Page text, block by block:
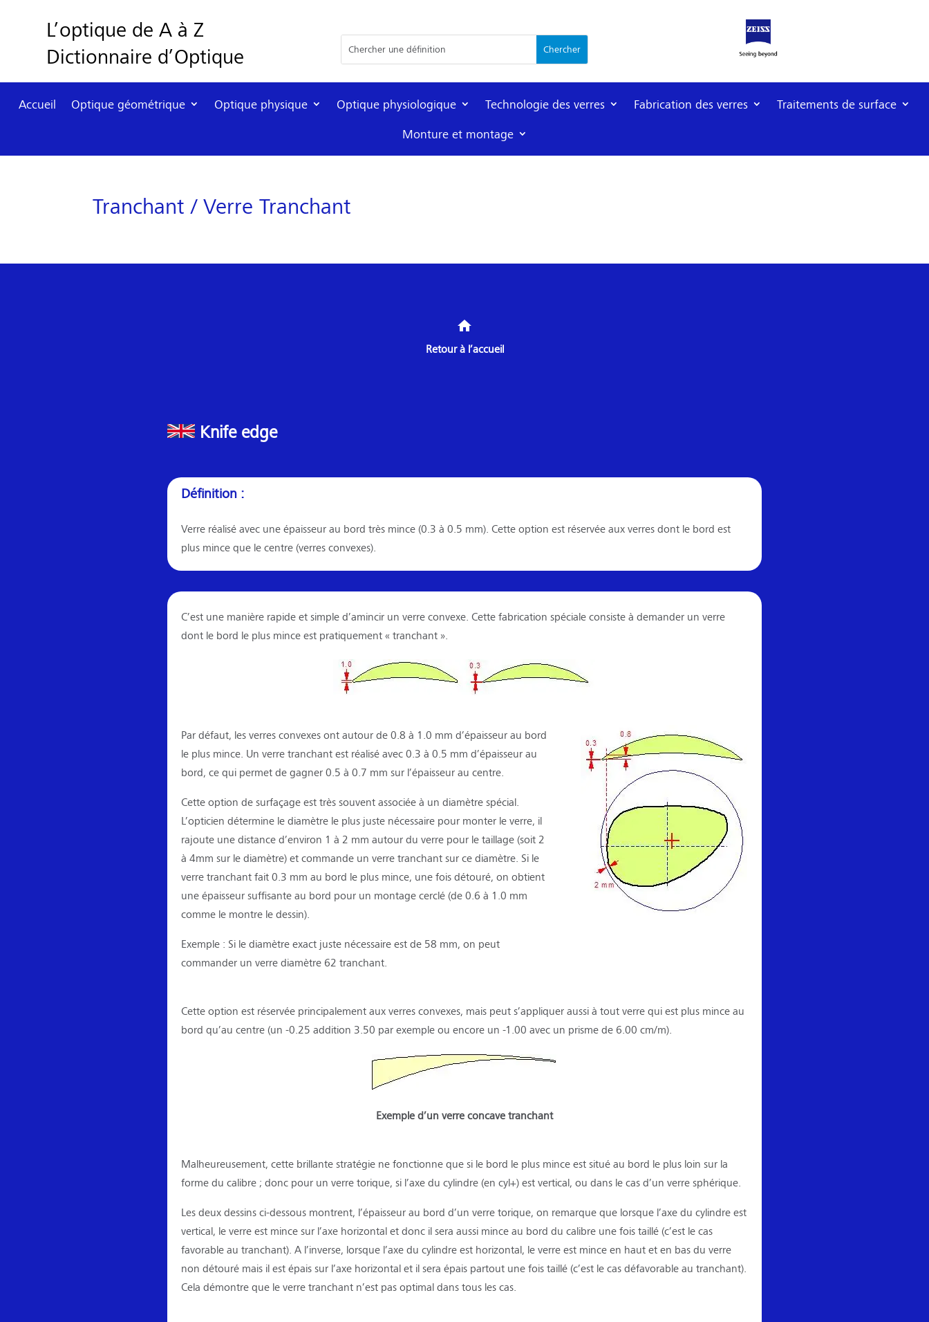
L’optique de A à Z
Dictionnaire d’Optique
Accueil Optique géométrique Optique physique Optique physiologique Technologie des verres Fabrication des verres
Traitements de surface
Monture et montage
Tranchant / Verre Tranchant
home
Retour à l’accueil
Knife edge
Définition :
Verre réalisé avec une épaisseur au bord très mince (0.3 à 0.5 mm). Cette option est réservée aux verres dont le bord est
plus mince que le centre (verres convexes).
C’est une manière rapide et simple d’amincir un verre convexe. Cettefabrication spécialeconsiste à demander un verre
dont le bord le plus mince est pratiquement « tranchant ».
Par défaut, les verres convexes ont autour de 0.8 à 1.0 mm d’épaisseur au bord
le plus mince. Un verre tranchant est réalisé avec 0.3 à 0.5 mm d’épaisseur au
bord, ce qui permet de gagner 0.5 à 0.7 mm sur l’épaisseur au centre.
Cette option de surfaçage est très souvent associée à un diamètre spécial.
L’opticien détermine le diamètre le plus juste nécessaire pour monter le verre, il
rajoute une distance d’environ 1 à 2 mm autour du verre pour le taillage (soit 2
à 4mm sur le diamètre) et commande un verre tranchant sur ce diamètre. Si le
verre tranchant fait 0.3 mm au bord le plus mince, une fois détouré, on obtient
une épaisseur suffisante au bord pour un montage cerclé (de 0.6 à 1.0 mm
comme le montre le dessin).
Exemple : Si le diamètre exact juste nécessaire est de 58 mm, on peut
commander un verre diamètre 62 tranchant.
Cette option est réservée principalement aux verres convexes, mais peut s’appliquer aussi à tout verre qui est plus mince au
bord qu’au centre (un -0.25 addition 3.50 par exemple ou encore un -1.00 avec un prisme de 6.00 cm/m).
Exemple d’un verre concave tranchant
Malheureusement, cette brillante stratégie ne fonctionne que si le bord le plus mince est situé au bord le plus loin sur la
forme du calibre ; donc pour un verre torique, si l’axe du cylindre(en cyl+) est vertical, ou dans le cas d’un verre sphérique.
Les deux dessins ci-dessous montrent, l’épaisseur au bord d’un verre torique, on remarque que lorsque l’axe du cylindre est
vertical, le verre est mince sur l’axe horizontal et donc il sera aussi mince au bord du calibre une fois taillé (c’est le cas
favorable au tranchant). A l’inverse, lorsque l’axe du cylindre est horizontal, le verre est mince en haut et en bas du verre
non détouré mais il est épais sur l’axe horizontal et il sera épais partout une fois taillé (c’est le cas défavorable au tranchant).
Cela démontre que le verre tranchant n’est pas optimal dans tous les cas.